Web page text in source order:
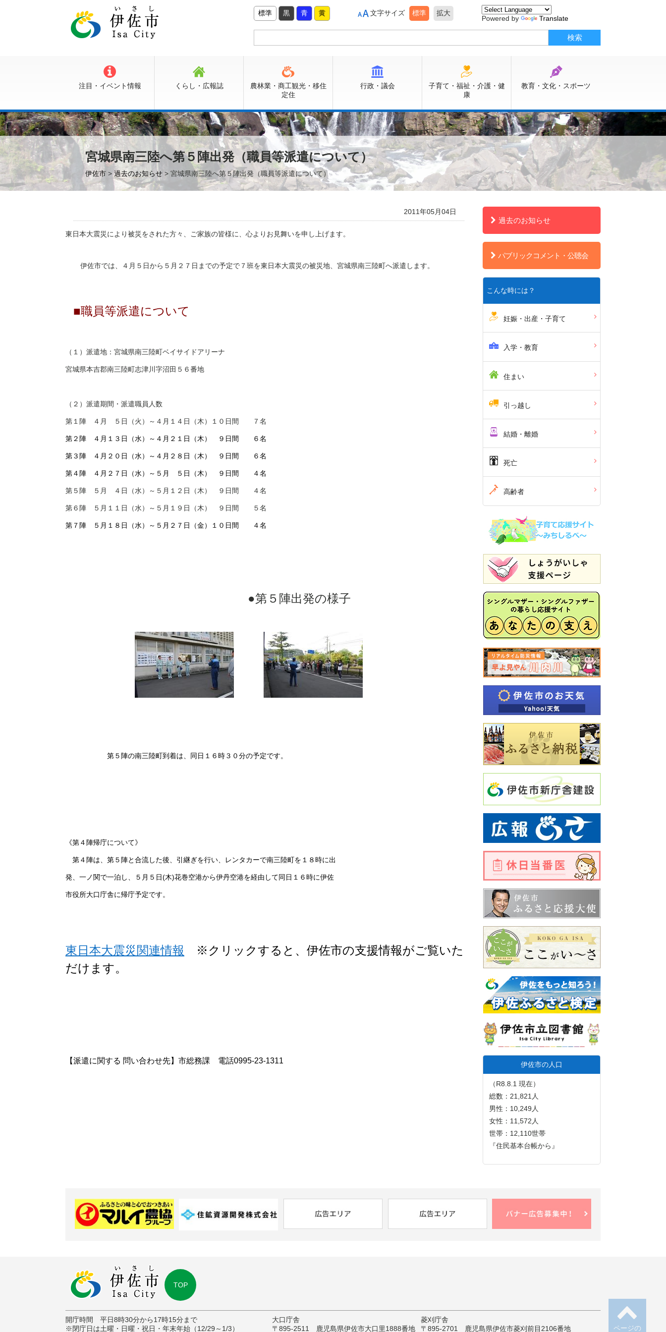
標準 黒 青 黄 文字サイズ 標準 拡大
Powered by Translate
注目・イベント情報 くらし・広報誌
農林業・商工観光・移住
定住
行政・議会
子育て・福祉・介護・健
康
教育・文化・スポーツ
宮城県南三陸へ第５陣出発（職員等派遣について）
伊佐市 >過去のお知らせ > 宮城県南三陸へ第５陣出発（職員等派遣について）
2011年05月04日
東日本大震災により被災をされた方々、ご家族の皆様に、心よりお見舞いを申し上げます。
伊佐市では、４月５日から５月２７日までの予定で７班を東日本大震災の被災地、宮城県南三陸町へ派遣します。
■職員等派遣について
（１）派遣地：宮城県南三陸町ベイサイドアリーナ
宮城県本吉郡南三陸町志津川字沼田５６番地
（２）派遣期間・派遣職員人数
第１陣 ４月 ５日（火）～４月１４日（木）１０日間 ７名
第２陣 ４月１３日（水）～４月２１日（木） ９日間 ６名
第３陣 ４月２０日（水）～４月２８日（木） ９日間 ６名
第４陣 ４月２７日（水）～５月 ５日（木） ９日間 ４名
第５陣 ５月 ４日（水）～５月１２日（木） ９日間 ４名
第６陣 ５月１１日（水）～５月１９日（木） ９日間 ５名
第７陣 ５月１８日（水）～５月２７日（金）１０日間 ４名
●第５陣出発の様子
第５陣の南三陸町到着は、同日１６時３０分の予定です。
《第４陣帰庁について》
第４ 陣は、第５陣と合流した後、引継ぎを行い、レンタカーで南三陸町を１８時に出
発、一ノ関で一泊し、５月５日(木)花巻空港から伊丹空港を経由して同日１６時に伊佐
市役所大口庁舎に帰庁予定です。
東日本大震災関連情報
※クリックすると、伊佐市の支援情報がご覧いた
だけます。
【派遣に関する 問い合わせ先】 市総務課 電話0995-23-1311
過去のお知らせ
パブリックコメント・公聴会
こんな時には？
妊娠・出産・子育て
入学・教育
住まい
引っ越し
結婚・離婚
死亡
高齢者
伊佐市の人口
（R8.8.1 現在）
総数：21,821人
男性：10,249人
女性：11,572人
世帯：12,110世帯
『住民基本台帳から』
ページの
TOP
開庁時間 平日8時30分から17時15分まで
※閉庁日は土曜・日曜・祝日・年末年始（12/29～1/3）
大口庁舎
〒895-2511 鹿児島県伊佐市大口里1888番地
菱刈庁舎
〒895-2701 鹿児島県伊佐市菱刈前目2106番地